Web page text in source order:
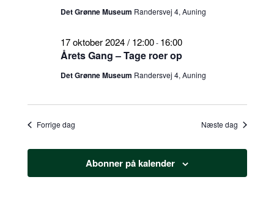
Det Grønne Museum Randersvej 4, Auning
Årets Gang – Tage roer op
17 oktober 2024 / 12:00- 16:00
Det Grønne Museum Randersvej 4, Auning
Forrige dag Næste dag
Abonner på kalender